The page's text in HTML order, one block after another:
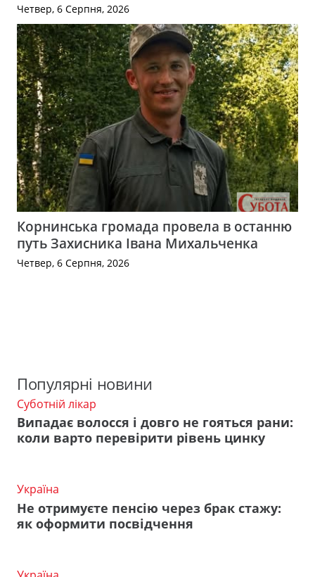
Четвер, 6 Серпня, 2026
Корнинська громада провела в останню
путь Захисника Івана Михальченка
Четвер, 6 Серпня, 2026
Популярні новини
Суботній лікар
Випадає волосся і довго не гояться рани:
коли варто перевірити рівень цинку
Україна
Не отримуєте пенсію через брак стажу:
як оформити посвідчення